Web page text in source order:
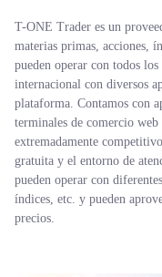
Formación
Promoción
Sobre Nosotros
T-ONE Trader es un
materias primas, acciones,
pueden operar con todos
internacional con diversos
plataforma. Contamos con
terminales de comercio web
extremadamente
gratuita y el entorno de
pueden operar con
índices, etc. y pueden
precios.